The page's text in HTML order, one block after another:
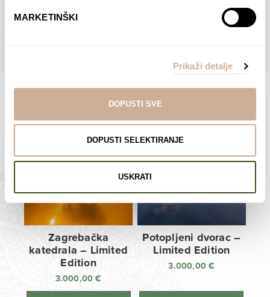
MARKETINŠKI
Prikaži detalje
DOPUSTI SVE
DOPUSTI SELEKTIRANJE
USKRATI
do
138,00 €
POGLEDAJTE SVE PROIZVODE U OVOJ KATEGORIJI
Limited Edition Fotografije
Zagrebačka
katedrala – Limited
Edition
3.000,00€
Potopljeni dvorac –
Limited Edition
3.000,00€